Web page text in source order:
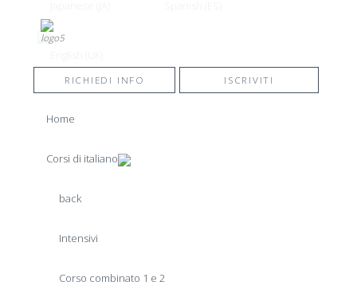
RICHIEDI INFO ISCRIVITI
Home
Corsi di italiano
back
Intensivi
Corso combinato 1 e 2